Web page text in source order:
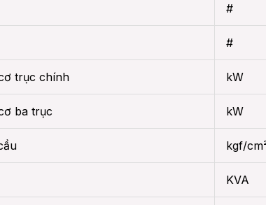
#
#
trục chính kW
ba trục kW
kgf/
KVA